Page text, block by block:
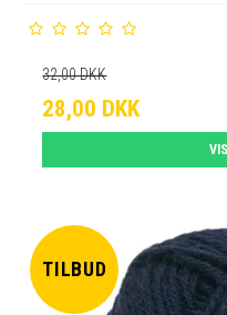
32,00 DKK
28,00 DKK
TILBUD